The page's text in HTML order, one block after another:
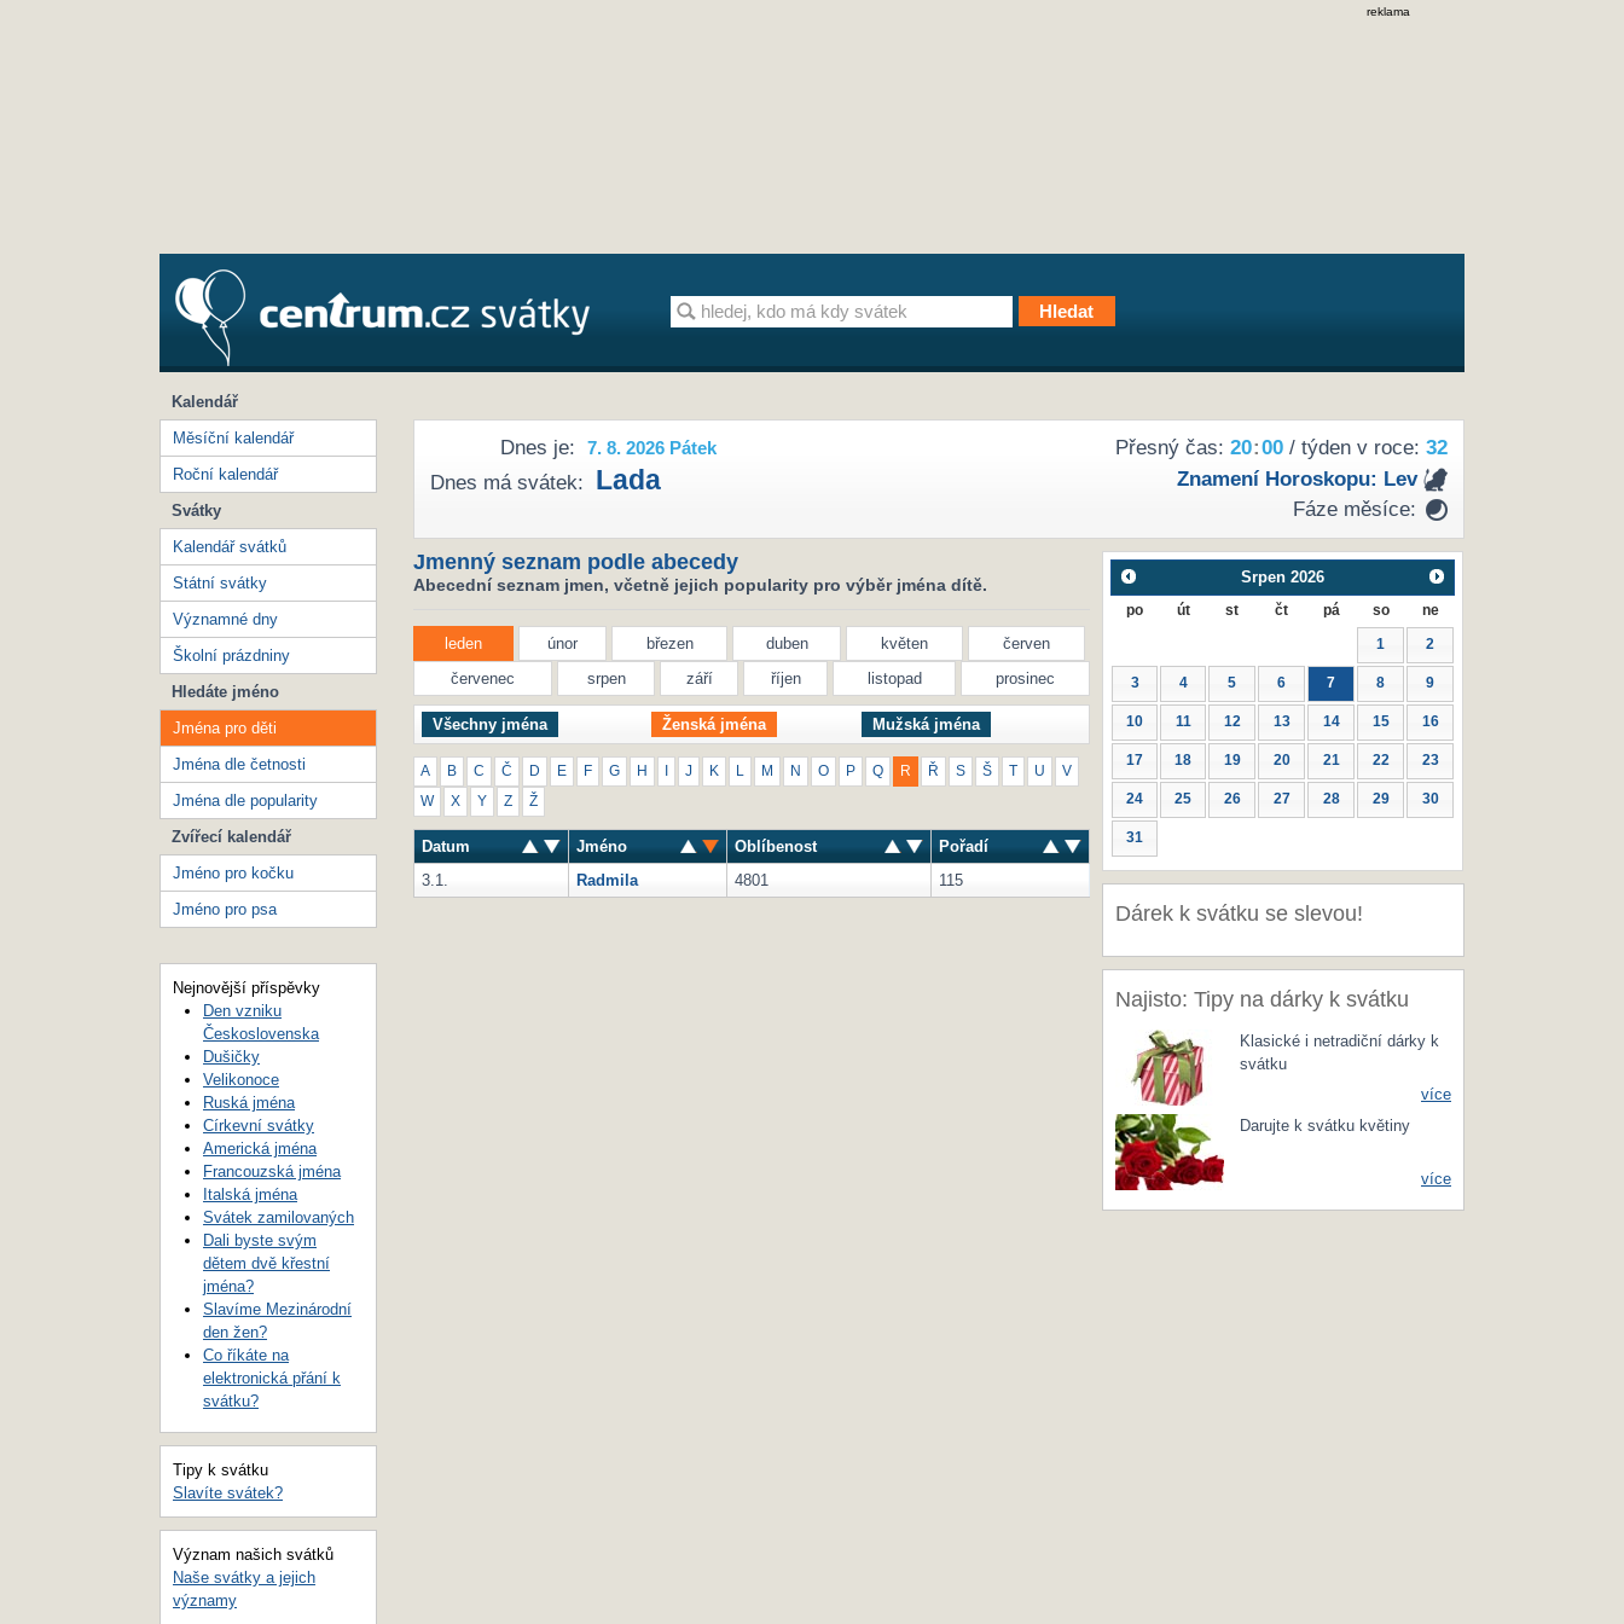
reklama
Přesný čas: 20:00/ týden v roce: 32
Znamení Horoskopu: Lev
Fáze měsíce:
Dnes je: 7. 8. 2026 Pátek
Dnes má svátek: Lada
Jmenný seznam podle abecedy
Abecední seznam jmen, včetně jejich popularity pro výběr jména dítě.
leden únor březen duben květen
červen
červenec
srpen září říjen listopad prosinec
Všechny jména Ženská jména Mužská jména
A B C Č D E F G H J K M N O P Q R Ř S Š U V
W X Y Z Ž
Datum Jméno Oblíbenost
Pořadí
3.1.
Radmila 4801 115
Srpen 2026
po út st čt pá so ne
1 2
3 4 5 6 7 8 9
10 11 12 13 14 15 16
17 18 19 20 21 22 23
24 25 26 27 28 29 30
31
Dárek k svátku se slevou!
Najisto: Tipy na dárky k svátku
Klasické i netradiční dárky k
svátku
více
Darujte k svátku květiny
více
Kalendář
Měsíční kalendář
Roční kalendář
Svátky
Kalendář svátků
Státní svátky
Významné dny
Školní prázdniny
Hledáte jméno
Jména pro děti
Jména dle četnosti
Jména dle popularity
Zvířecí kalendář
Jméno pro kočku
Jméno pro psa
Nejnovější příspěvky
Den vzniku
Československa
Dušičky
Velikonoce
Ruská jména
Církevní svátky
Americká jména
Francouzská jména
Italská jména
Svátek zamilovaných
Dali byste svým
dětem dvě křestní
jména?
Slavíme Mezinárodní
den žen?
Co říkáte na
elektronická přání k
svátku?
Tipy k svátku
Slavíte svátek?
Význam našich svátků
Naše svátky a jejich
významy